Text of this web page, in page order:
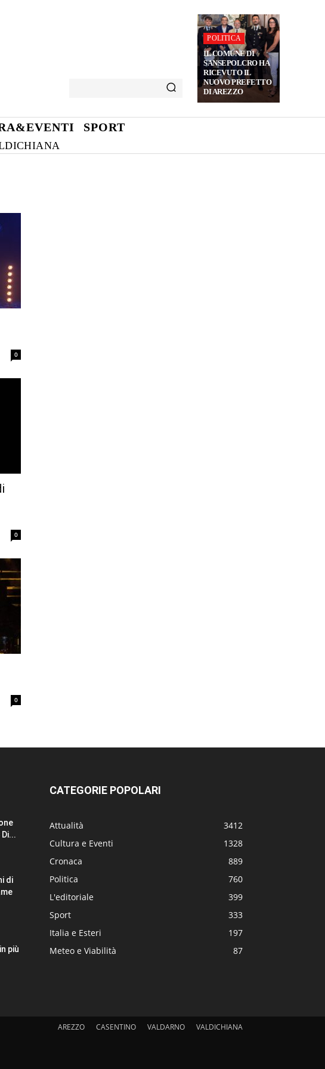
POLITICA
IL COMUNE DI
SANSEPOLCRO HA
RICEVUTO IL
NUOVO PREFETTO
DI AREZZO
SPORT
0
0
0
di
più
CATEGORIE POPOLARI
Attualità
3412
Cultura e Eventi
1328
Cronaca
889
Politica
760
L'editoriale
399
Sport
333
Italia e Esteri
197
Meteo e Viabilità
87
AREZZO CASENTINO VALDARNO VALDICHIANA